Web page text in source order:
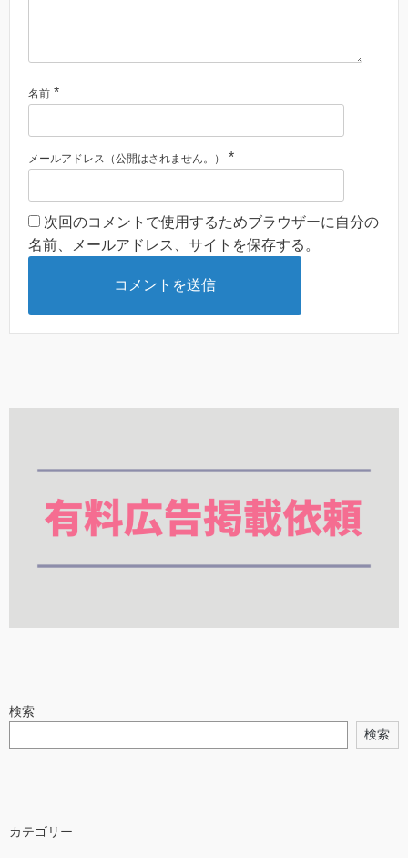
名前 *
メールアドレス（公開はされません。） *
次回のコメントで使用するためブラウザーに自分の
名前、メールアドレス、サイトを保存する。
検索
検索
カテゴリー